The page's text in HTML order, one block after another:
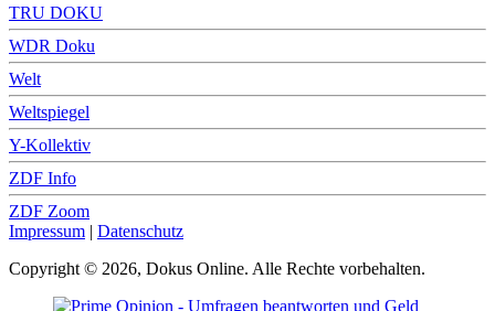
TRU DOKU
WDR Doku
Welt
Weltspiegel
Y-Kollektiv
ZDF Info
ZDF Zoom
Impressum | Datenschutz
Copyright © 2026, Dokus Online. Alle Rechte vorbehalten.